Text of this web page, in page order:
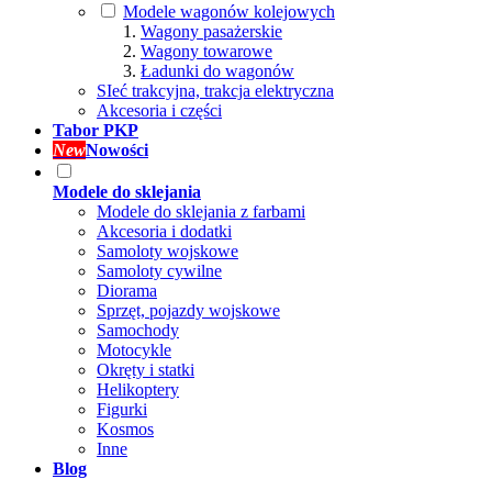
Modele wagonów kolejowych
Wagony pasażerskie
Wagony towarowe
Ładunki do wagonów
SIeć trakcyjna, trakcja elektryczna
Akcesoria i części
Tabor PKP
NewNowości
Modele do sklejania
Modele do sklejania z farbami
Akcesoria i dodatki
Samoloty wojskowe
Samoloty cywilne
Diorama
Sprzęt, pojazdy wojskowe
Samochody
Motocykle
Okręty i statki
Helikoptery
Figurki
Kosmos
Inne
Blog